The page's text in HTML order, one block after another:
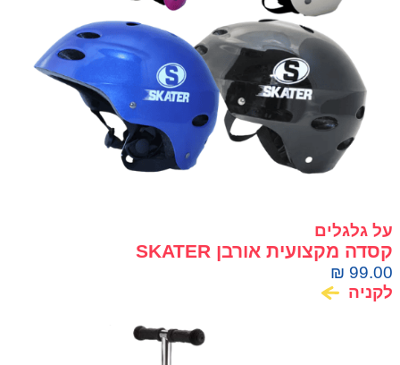
על גלגלים
קסדה מקצועית אורבן SKATER
₪ 99.00
לקניה